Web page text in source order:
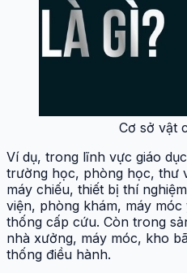
Cơ sở vật
Ví dụ, trong lĩnh vực giáo
trường học, phòng học, thư
máy chiếu, thiết bị thí
viện, phòng khám, máy
thống cấp cứu. Còn trong
nhà xưởng, máy móc, kho
thống điều hành.